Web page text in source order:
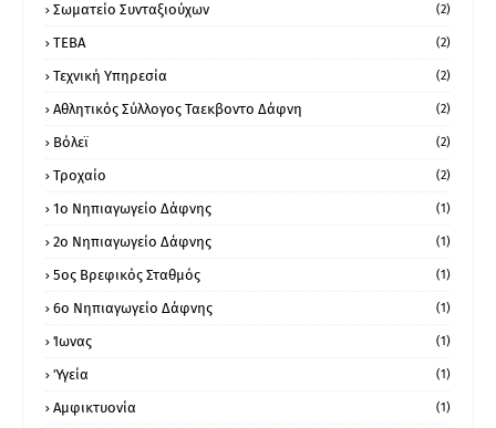
Σωματείο Συνταξιούχων (2)
ΤΕΒΑ (2)
Τεχνική Υπηρεσία (2)
Αθλητικός Σύλλογος Ταεκβοντο Δάφνη (2)
Βόλεϊ (2)
Τροχαίο (2)
1ο Νηπιαγωγείο Δάφνης (1)
2ο Νηπιαγωγείο Δάφνης (1)
5ος Βρεφικός Σταθμός (1)
6ο Νηπιαγωγείο Δάφνης (1)
Ίωνας (1)
Ύγεία (1)
Αμφικτυονία (1)